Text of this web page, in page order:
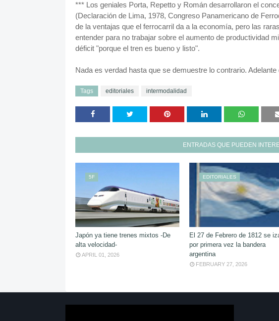
*** Los geniales Porta, Repetto y Román desarrollaron el
(Declaración de Lima, 1978, Congreso Panamericano de
de la ventajas que el ferrocarril da a la economía, pero las
entender para no trabajar sobre el aumento de productividad
déficit "porque el tren es bueno y listo".
Nada es verdad hasta que se demuestre lo contrario. Adelante
Tags editoriales intermodalidad
ENTRADAS QUE PUEDEN
5F
Japón ya tiene trenes mixtos -De
alta velocidad-
APRIL 01, 2026
EDITORIALES
El 27 de Febrero de 1812 se
por primera vez la bandera
argentina
FEBRUARY 27, 2026